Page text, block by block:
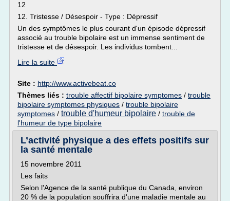
12
12. Tristesse / Désespoir - Type : Dépressif
Un des symptômes le plus courant d'un épisode dépressif
associé au trouble bipolaire est un immense sentiment de
tristesse et de désespoir. Les individus tombent...
Lire la suite
Site : http://www.activebeat.co
Thèmes liés : trouble affectif bipolaire symptomes / trouble
bipolaire symptomes physiques / trouble bipolaire
symptomes / trouble d'humeur bipolaire / trouble de
l'humeur de type bipolaire
L’activité physique a des effets positifs sur
la santé mentale
15 novembre 2011
Les faits
Selon l'Agence de la santé publique du Canada, environ
20 % de la population souffrira d'une maladie mentale au